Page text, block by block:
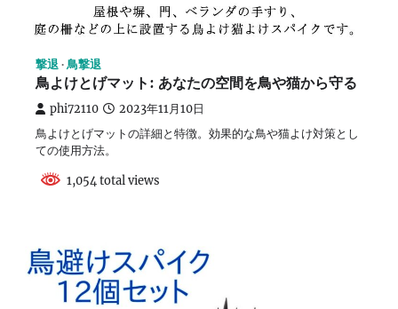
撃退 鳥撃退
鳥よけとげマット: あなたの空間を鳥や猫から守る
phi72110 2023年11月10日
鳥よけとげマットの詳細と特徴。効果的な鳥や猫よけ対策とし
ての使用方法。
1,054 total views